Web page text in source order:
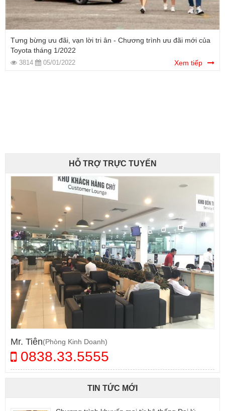
Tưng bừng ưu đãi, vạn lời tri ân - Chương trình ưu đãi mới của
Toyota tháng 1/2022
3814 05/01/2022 Xem tiếp
HỖ TRỢ TRỰC TUYẾN
Mr. Tiên(Phòng Kinh Doanh)
0838.33.5555
TIN TỨC MỚI